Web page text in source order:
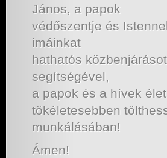
János, a papok
védőszentje és
imáinkat
hathatós
segítségével,
a papok és a hívek
tökéletesebben
munkálásában!
Ámen!